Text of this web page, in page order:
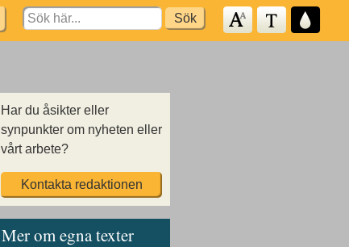
Search
for:
Har du åsikter eller
synpunkter om nyheten eller
vårt arbete?
Kontakta redaktionen
Mer om egna texter